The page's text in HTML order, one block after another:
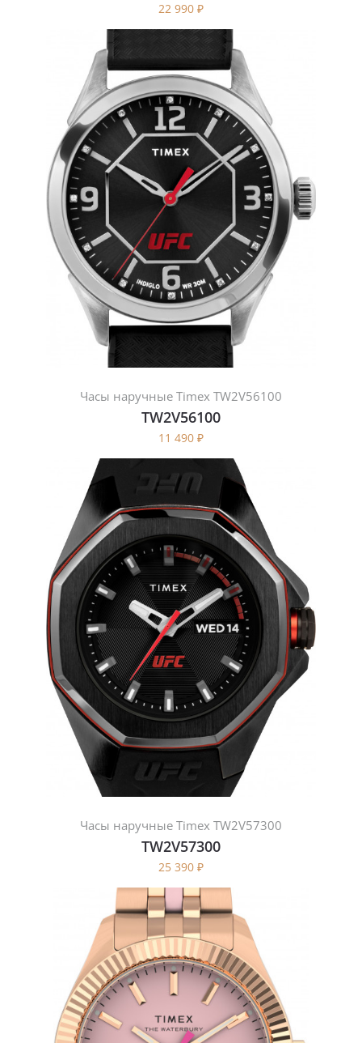
22 990 ₽
Часы наручные Timex TW2V56100
TW2V56100
11 490 ₽
Часы наручные Timex TW2V57300
TW2V57300
25 390 ₽